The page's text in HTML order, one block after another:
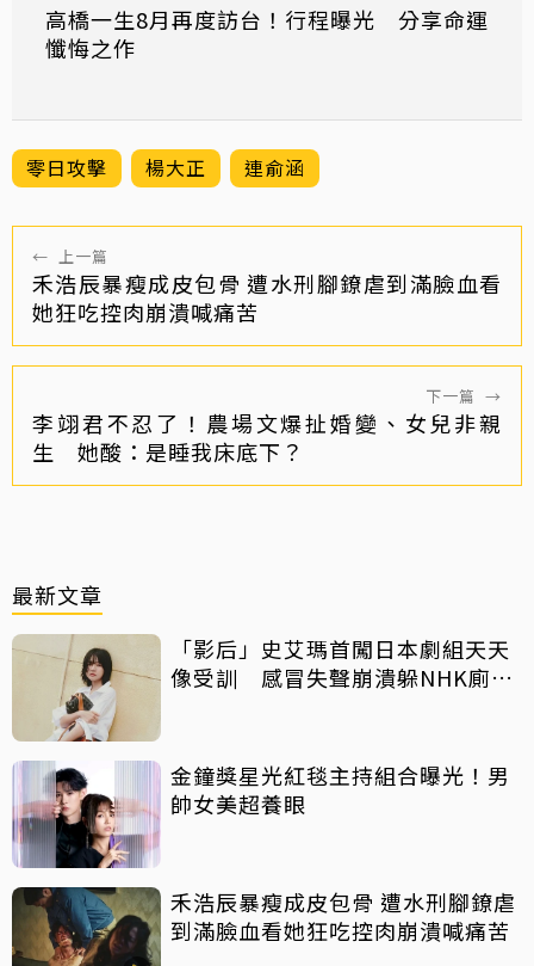
高橋一生8月再度訪台！行程曝光 分享命運
懺悔之作
零日攻擊 楊大正 連俞涵
← 上一篇
禾浩辰暴瘦成皮包骨 遭水刑腳鐐虐到滿臉血看
她狂吃控肉崩潰喊痛苦
下一篇 →
李翊君不忍了！農場文爆扯婚變、女兒非親
生 她酸：是睡我床底下？
最新文章
「影后」史艾瑪首闖日本劇組天天
像受訓 感冒失聲崩潰躲NHK廁所
金鐘獎星光紅毯主持組合曝光！男
帥女美超養眼
禾浩辰暴瘦成皮包骨 遭水刑腳鐐虐
到滿臉血看她狂吃控肉崩潰喊痛苦